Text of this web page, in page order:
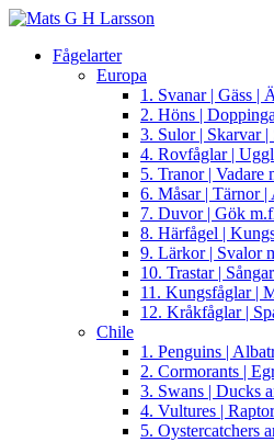
Fågelarter
Europa
1. Svanar | Gäss |
2. Höns |
3. Sulor | Skarvar
4. Rovfåglar |
5. Tranor | Vadare
6. Måsar | Tärnor
7. Duvor | Gök
8. Härfågel |
9. Lärkor | Svalor
10. Trastar |
11. Kungsfåglar |
12. Kråkfåglar |
Chile
1. Penguins |
2. Cormorants |
3. Swans | Ducks
4. Vultures |
5. Oystercatchers